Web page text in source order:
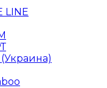
LINE
(Украина)